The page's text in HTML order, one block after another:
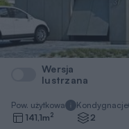
Wersja
lustrzana
Pow. użytkowa
141,1m2
Kondygnacje
2